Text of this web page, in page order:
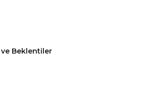
ve Beklentiler